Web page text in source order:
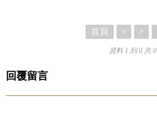
首頁 < >
資料 1 到 0 共 0
回覆留言